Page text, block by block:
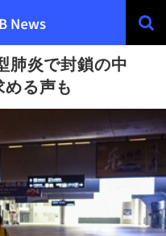
肺炎で封鎖の中
る声も